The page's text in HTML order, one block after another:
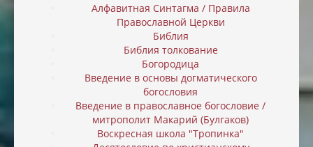
Алфавитная Синтагма / Правила
Православной Церкви
Библия
Библия толкование
Богородица
Введение в основы догматического
богословия
Введение в православное богословие /
митрополит Макарий (Булгаков)
Воскресная школа "Тропинка"